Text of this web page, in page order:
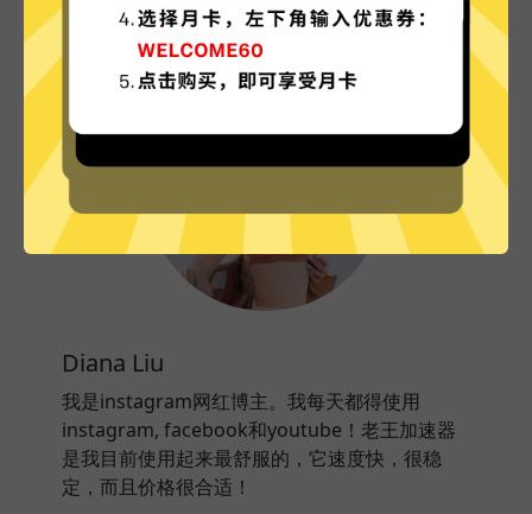
Diana Liu
我是instagram网红博主。我每天都得使用
instagram, facebook和youtube！老王加速器
是我目前使用起来最舒服的，它速度快，很稳
定，而且价格很合适！